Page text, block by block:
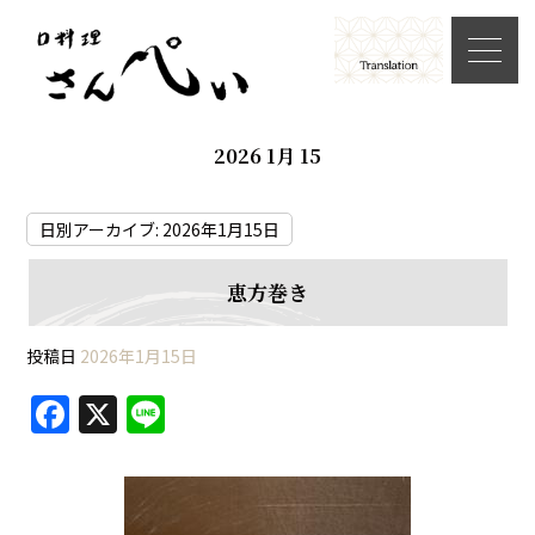
2026 1月 15
日別アーカイブ: 2026年1月15日
恵方巻き
投稿日 2026年1月15日
F X
e